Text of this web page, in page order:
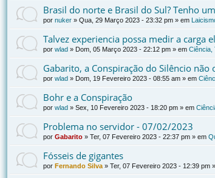
Brasil do norte e Brasil do Sul? Tenho
por nuker » Qua, 29 Março 2023 - 23:32 pm » em
Talvez experiencia possa medir a carga
por wlad » Dom, 05 Março 2023 - 22:12 pm » em Ciência,
Gabarito, a Conspiração do Silêncio
por wlad » Dom, 19 Fevereiro 2023 - 08:55 am » em
Bohr e a Conspiração
por wlad » Sex, 10 Fevereiro 2023 - 18:20 pm » em
Problema no servidor - 07/02/2023
por Gabarito » Ter, 07 Fevereiro 2023 - 22:37 pm » em
Fósseis de gigantes
por Fernando Silva » Ter, 07 Fevereiro 2023 - 12:39 pm